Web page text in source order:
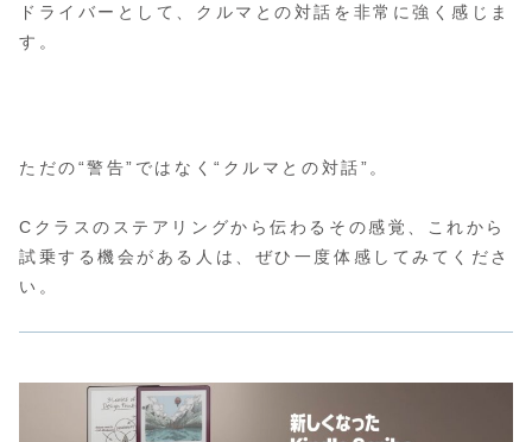
ドライバーとして、クルマとの対話を非常に強く感じま
す。
ただの“警告”ではなく“クルマとの対話”。
Cクラスのステアリングから伝わるその感覚、これから
試乗する機会がある人は、ぜひ一度体感してみてくださ
い。